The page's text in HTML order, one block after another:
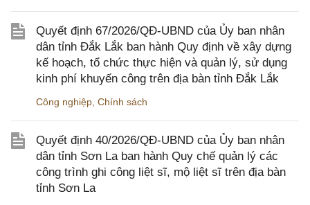
Quyết định 67/2026/QĐ-UBND của Ủy ban nhân
dân tỉnh Đắk Lắk ban hành Quy định về xây dựng
kế hoạch, tổ chức thực hiện và quản lý, sử dụng
kinh phí khuyến công trên địa bàn tỉnh Đắk Lắk
Công nghiệp Chính sách
Quyết định 40/2026/QĐ-UBND của Ủy ban nhân
dân tỉnh Sơn La ban hành Quy chế quản lý các
công trình ghi công liệt sĩ, mộ liệt sĩ trên địa bàn
tỉnh Sơn La